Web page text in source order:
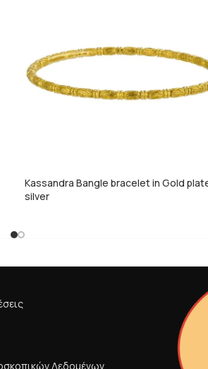
Kassandra Bangle bracelet in Gold
silver
Δεδομένων